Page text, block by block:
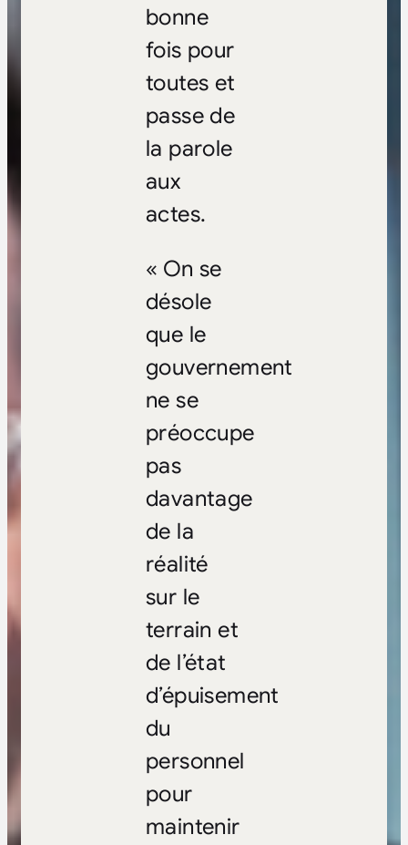
bonne
fois pour
toutes et
passe de
la parole
aux
actes.
« On se
désole
que le
gouvernement
ne se
préoccupe
pas
davantage
de la
réalité
sur le
terrain et
de l’état
d’épuisement
du
personnel
pour
maintenir